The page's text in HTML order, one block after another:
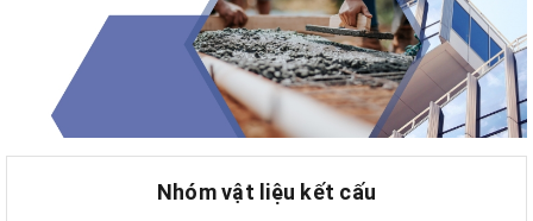
Nhóm vật liệu kết cấu